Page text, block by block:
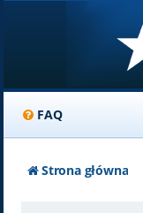
FAQ
Strona główna